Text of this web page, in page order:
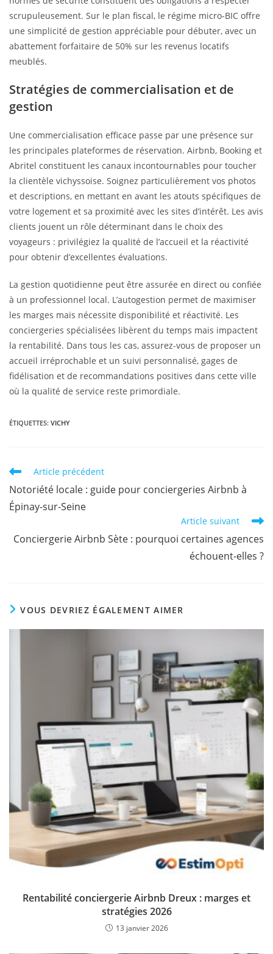
scrupuleusement. Sur le plan fiscal, le régime micro-BIC offre
une simplicité de gestion appréciable pour débuter, avec un
abattement forfaitaire de 50% sur les revenus locatifs
meublés.
Stratégies de commercialisation et de
gestion
Une commercialisation efficace passe par une présence sur
les principales plateformes de réservation. Airbnb, Booking et
Abritel constituent les canaux incontournables pour toucher
la clientèle vichyssoise. Soignez particulièrement vos photos
et descriptions, en mettant en avant les atouts spécifiques de
votre logement et sa proximité avec les sites d’intérêt. Les avis
clients jouent un rôle déterminant dans le choix des
voyageurs : privilégiez la qualité de l’accueil et la réactivité
pour obtenir d’excellentes évaluations.
La gestion quotidienne peut être assurée en direct ou confiée
à un professionnel local. L’autogestion permet de maximiser
les marges mais nécessite disponibilité et réactivité. Les
conciergeries spécialisées libèrent du temps mais impactent
la rentabilité. Dans tous les cas, assurez-vous de proposer un
accueil irréprochable et un suivi personnalisé, gages de
fidélisation et de recommandations positives dans cette ville
où la qualité de service reste primordiale.
ÉTIQUETTES: VICHY
Article précédent
Notoriété locale : guide pour conciergeries Airbnb à
Épinay-sur-Seine
Article suivant
Conciergerie Airbnb Sète : pourquoi certaines agences
échouent-elles ?
VOUS DEVRIEZ ÉGALEMENT AIMER
Rentabilité conciergerie Airbnb Dreux : marges et
stratégies 2026
13 janvier 2026